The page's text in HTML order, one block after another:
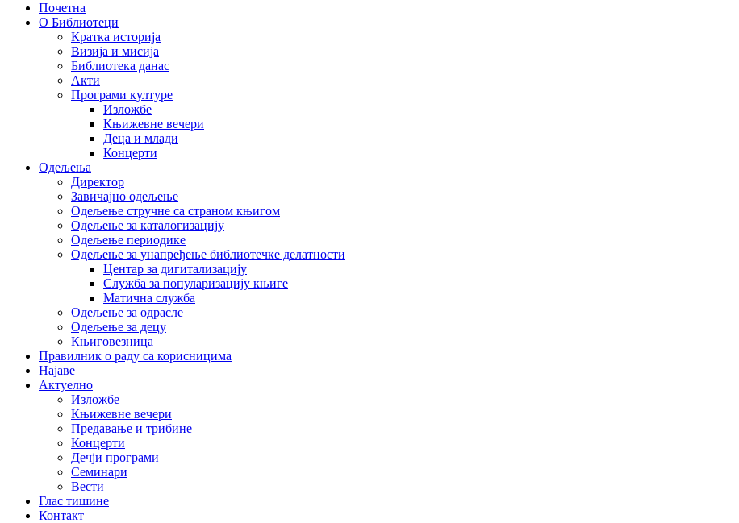
Почетна
О Библиотеци
Кратка историја
Визија и мисија
Библиотека данас
Акти
Програми културе
Изложбе
Књижевне вечери
Деца и млади
Концерти
Одељења
Директор
Завичајно одељење
Одељење стручне са страном књигом
Одељење за каталогизацију
Одељење периодике
Одељење за унапређење библиотечке делатности
Центар за дигитализацију
Служба за популаризацију књиге
Матична служба
Одељење за одрасле
Одељење за децу
Књиговезница
Правилник о раду са корисницима
Најаве
Актуелно
Изложбе
Књижевне вечери
Предавање и трибине
Концерти
Дечји програми
Семинари
Вести
Глас тишине
Контакт